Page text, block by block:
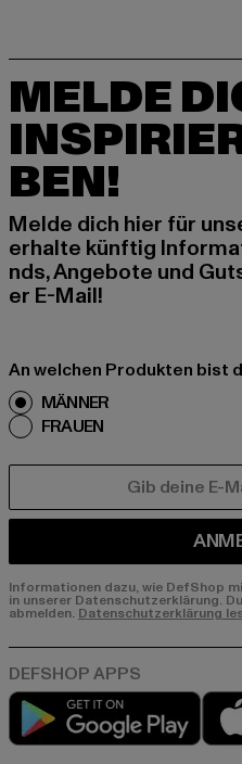
MELDE
BEN!
Melde dich hier für
erhalte künftig
nds, Angebote und
er E-Mail!
An welchen Produkten bist
MÄNNER
FRAUEN
Informationen dazu, wie DefShop
in unserer Datenschutzerklärung.
abmelden. Datenschutzerklärung